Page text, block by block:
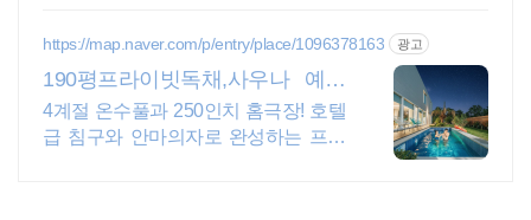
https://map.naver.com/p/entry/place/1096378163 광고
190평프라이빗독채,사우나 예쁜
4계절 온수수영장 힐링
4계절 온수풀과 250인치 홈극장! 호텔
급 침구와 안마의자로 완성하는 프리